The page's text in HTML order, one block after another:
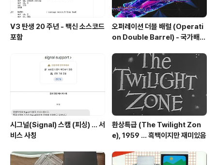
V3 탄생 20 주년 - 백신 소스코드
포함
오퍼레이션 더블 배럴 (Operati
on Double Barrel) - 국가배후
시그널(Signal) 스캠 (피싱) ... 서
비스 사칭
환상특급 (The Twilight Zon
e), 1959 ... 흑백이지만 재미있음